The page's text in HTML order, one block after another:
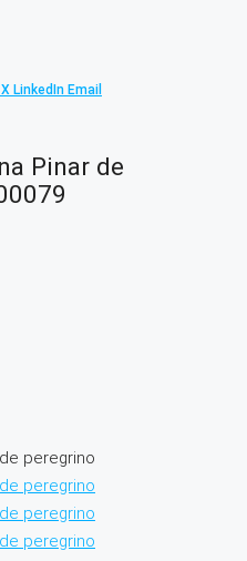
X LinkedIn Email
Pinar de